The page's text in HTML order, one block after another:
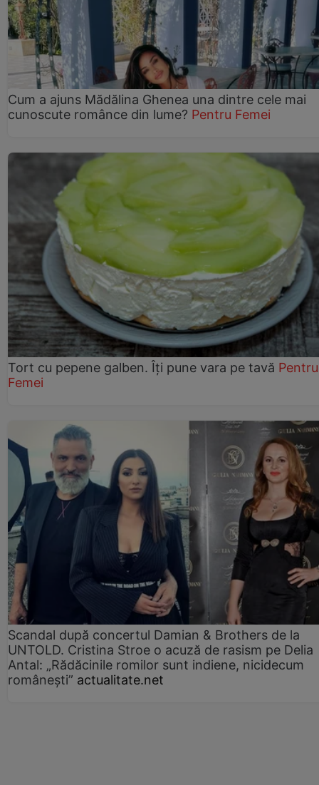
Cum a ajuns Mădălina Ghenea una dintre cele mai
cunoscute românce din lume? Pentru Femei
Tort cu pepene galben. Îți pune vara pe tavă Pentru
Femei
Scandal după concertul Damian & Brothers de la
UNTOLD. Cristina Stroe o acuză de rasism pe Delia
Antal: „Rădăcinile romilor sunt indiene, nicidecum
românești” actualitate.net